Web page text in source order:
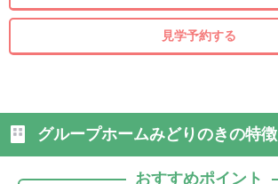
見学予約する
グループホームみどりのきの特徴
おすすめポイント